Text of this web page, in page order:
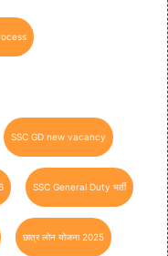
SSC GD new vacancy
SSC General Duty भर्ती
छात्र लोन योजना 2025